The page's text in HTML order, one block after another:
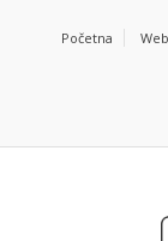
Početna